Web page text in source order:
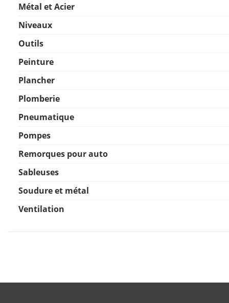
Métal et Acier
Niveaux
Outils
Peinture
Plancher
Plomberie
Pneumatique
Pompes
Remorques pour auto
Sableuses
Soudure et métal
Ventilation